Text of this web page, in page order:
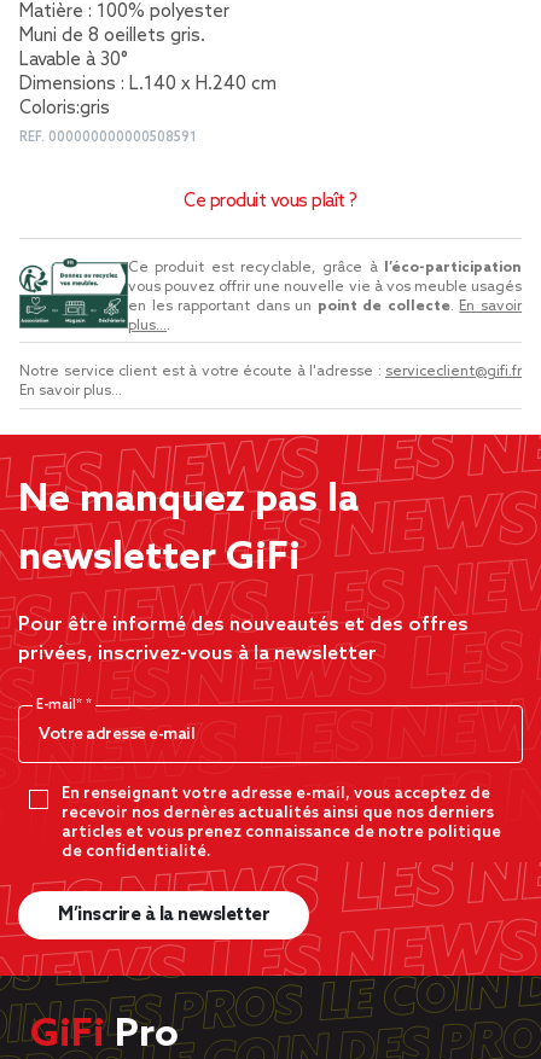
Matière : 100% polyester
Muni de 8 oeillets gris.
Lavable à 30°
Dimensions : L.140 x H.240 cm
Coloris:gris
REF. 000000000000508591
Ce produit vous plaît ?
Ce produit est recyclable, grâce à
l’éco-participation
vous pouvez offrir une nouvelle vie à vos meuble usagés
en les rapportant dans un point de collecte. En savoir
plus....
Notre service client est à votre écoute à l'adresse : serviceclient@gifi.fr
En savoir plus...
Ne manquez pas la
newsletter GiFi
Pour être informé des nouveautés et des offres
privées, inscrivez-vous à la newsletter
E-mail*
En renseignant votre adresse e-mail, vous acceptez de
recevoir nos dernères actualités ainsi que nos derniers
articles et vous prenez connaissance de notre politique
de confidentialité.
M’inscrire à la newsletter
GiFiPro